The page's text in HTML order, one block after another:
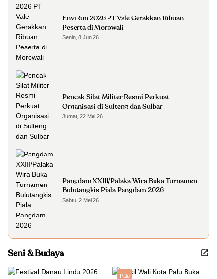
EnviRun 2026 PT Vale Gerakkan Ribuan
Peserta di Morowali
Senin, 8 Jun 26
Pencak Silat Militer Resmi Perkuat
Organisasi di Sulteng dan Sulbar
Jumat, 22 Mei 26
Pangdam XXIII/Palaka Wira Buka Turnamen
Bulutangkis Piala Pangdam 2026
Sabtu, 2 Mei 26
Seni & Budaya
Palu